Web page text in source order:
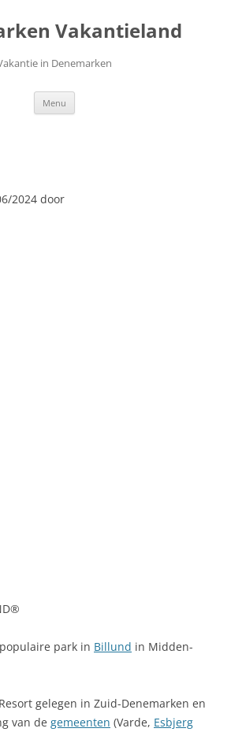
Vakantieland
in Denemarken
Menu
2024 door
park in Billund in Midden-
Resort gelegen in Zuid-Denemarken en
van de gemeenten (Varde, Esbjerg